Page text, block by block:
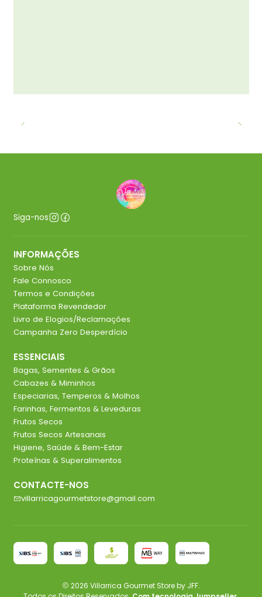
Siga-nos
INFORMAÇÕES
Sobre Nós
Fale Connosco
Termos e Condições
Plataforma Revendedor
Livro de Elogios/Reclamações
Campanha Zero Desperdício
ESSENCIAIS
Bagas, Sementes & Grãos
Cabazes & Miminhos
Especiarias, Temperos & Molhos
Farinhas, Fermentos & Leveduras
Frutos Secos
Frutos Secos Artesanais
Higiene, Saúde & Bem-Estar
Proteínas & Superalimentos
CONTACTE-NOS
villarricagourmetstore@gmail.com
2026 Villarrica Gourmet Store by JFF.